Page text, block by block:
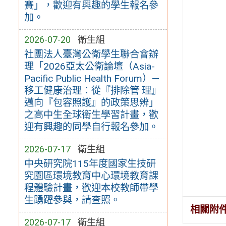
賽」，歡迎有興趣的學生報名參
加。
2026-07-20 衛生組
社團法人臺灣公衛學生聯合會辦
理「2026亞太公衛論壇（Asia-
Pacific Public Health Forum）—
移工健康治理：從『排除管 理』
邁向『包容照護』的政策思辨」
之高中生全球衛生學習計畫，歡
迎有興趣的同學自行報名參加。
2026-07-17 衛生組
中央研究院115年度國家生技研
究園區環境教育中心環境教育課
程體驗計畫，歡迎本校教師帶學
生踴躍參與，請查照。
2026-07-17 衛生組
相關附